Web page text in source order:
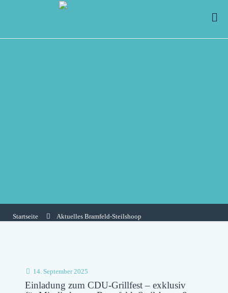
Startseite Aktuelles Bramfeld-Steilshoop
14. September 2025
Einladung zum CDU-Grillfest – exklusiv